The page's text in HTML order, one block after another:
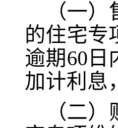
（一
的住宅专
逾期60日
加计利息
（二